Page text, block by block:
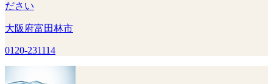
ださい
大阪府富田林市
0120-231114